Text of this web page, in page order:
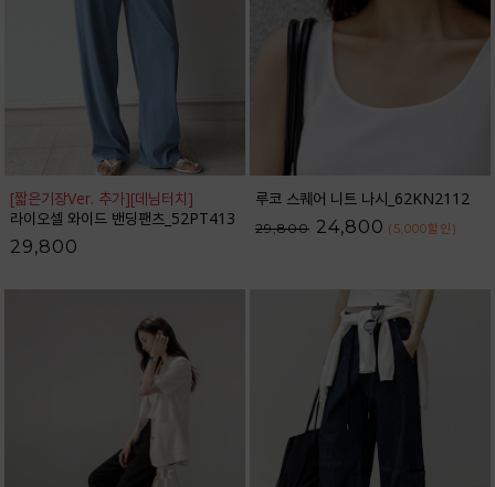
[짧은기장Ver. 추가][데님터치]
라이오셀 와이드 밴딩팬츠_52PT413
29,800
루코 스퀘어 니트 나시_62KN2112
29,800 24,800 (5,000할인 )